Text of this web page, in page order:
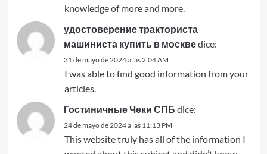
knowledge of more and more.
удостоверение тракториста
машиниста купить в москвеdice:
31 de mayo de 2024 a las 2:04 AM
I was able to find good information from your
articles.
Гостиничные Чеки СПБ dice:
24 de mayo de 2024 a las 11:13 PM
This website truly has all of the information I